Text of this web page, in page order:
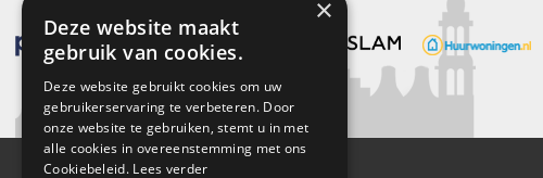
×
Deze website maakt
gebruik van cookies.
Deze website gebruikt cookies om uw
gebruikerservaring te verbeteren. Door
onze website te gebruiken, stemt u in met
alle cookies in overeenstemming met ons
Cookiebeleid. Lees verder